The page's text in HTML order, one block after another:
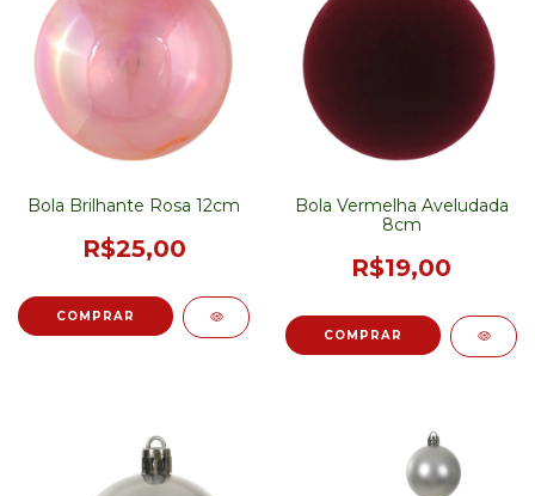
Bola Brilhante Rosa 12cm
R$25,00
Bola Vermelha Aveludada
8cm
R$19,00